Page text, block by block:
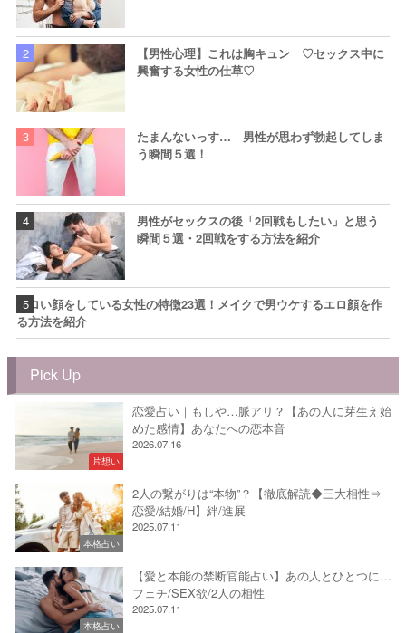
【男性心理】これは胸キュン ♡セックス中に
興奮する女性の仕草♡
たまんないっす… 男性が思わず勃起してしま
う瞬間５選！
男性がセックスの後「2回戦もしたい」と思う
瞬間５選・2回戦をする方法を紹介
エロい顔をしている女性の特徴23選！メイクで男ウケするエロ顔を作
る方法を紹介
Pick Up
片想い
恋愛占い｜もしや…脈アリ？【あの人に芽生え始
めた感情】あなたへの恋本音
2026.07.16
本格占い
2人の繋がりは“本物”？【徹底解読◆三大相性⇒
恋愛/結婚/H】絆/進展
2025.07.11
本格占い
【愛と本能の禁断官能占い】あの人とひとつに…
フェチ/SEX欲/2人の相性
2025.07.11